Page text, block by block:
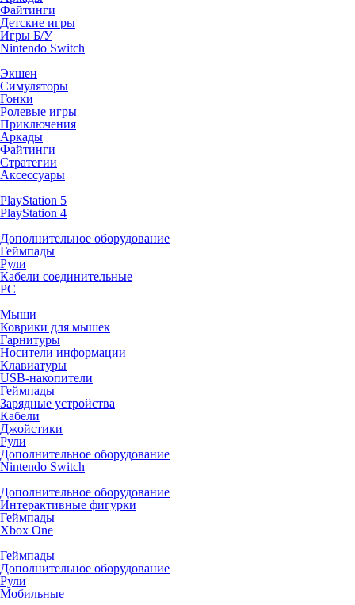
Файтинги
Детские игры
Игры Б/У
Nintendo Switch
Экшен
Симуляторы
Гонки
Ролевые игры
Приключения
Аркады
Файтинги
Стратегии
Аксессуары
PlayStation 5
PlayStation 4
Дополнительное оборудование
Геймпады
Рули
Кабели соединительные
PC
Мыши
Коврики для мышек
Гарнитуры
Носители информации
Клавиатуры
USB-накопители
Геймпады
Зарядные устройства
Кабели
Джойстики
Рули
Дополнительное оборудование
Nintendo Switch
Дополнительное оборудование
Интерактивные фигурки
Геймпады
Xbox One
Геймпады
Дополнительное оборудование
Рули
Мобильные